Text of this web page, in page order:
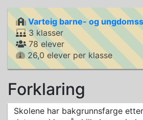
Varteig barne- og
3 klasser
78 elever
26,0 elever per klasse
Forklaring
Skolene har bakgrunnsfarge